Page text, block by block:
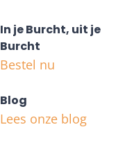
In je Burcht, uit je
Burcht
Bestel nu
Blog
Lees onze blog